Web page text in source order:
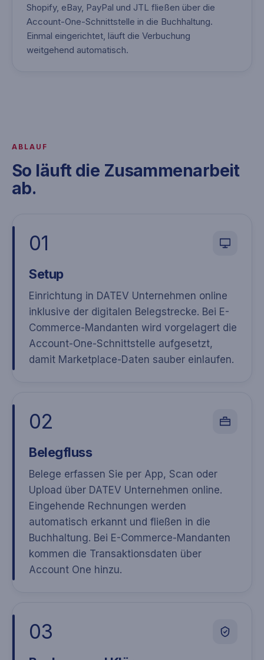
Shopify, eBay, PayPal und JTL fließen über die
Account-One-Schnittstelle in die Buchhaltung.
Einmal eingerichtet, läuft die Verbuchung
weitgehend automatisch.
ABLAUF
So läuft die Zusammenarbeit
ab.
01
Setup
Einrichtung in DATEV Unternehmen online
inklusive der digitalen Belegstrecke. Bei E-
Commerce-Mandanten wird vorgelagert die
Account-One-Schnittstelle aufgesetzt,
damit Marketplace-Daten sauber einlaufen.
02
Belegfluss
Belege erfassen Sie per App, Scan oder
Upload über DATEV Unternehmen online.
Eingehende Rechnungen werden
automatisch erkannt und fließen in die
Buchhaltung. Bei E-Commerce-Mandanten
kommen die Transaktionsdaten über
Account One hinzu.
03